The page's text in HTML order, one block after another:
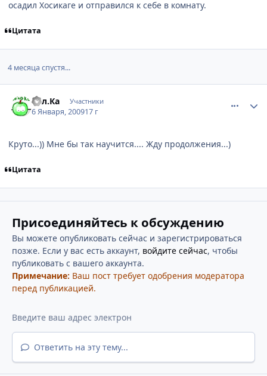
осадил Хосикаге и отправился к себе в комнату.
Цитата
4 месяца спустя...
Бел.Ка Участники
6 Января, 200917 г
Круто...)) Мне бы так научится.... Жду продолжения...)
Цитата
Присоединяйтесь к обсуждению
Вы можете опубликовать сейчас и зарегистрироваться
позже. Если у вас есть аккаунт, войдите сейчас, чтобы
публиковать с вашего аккаунта.
Примечание: Ваш пост требует одобрения модератора
перед публикацией.
Ответить на эту тему...